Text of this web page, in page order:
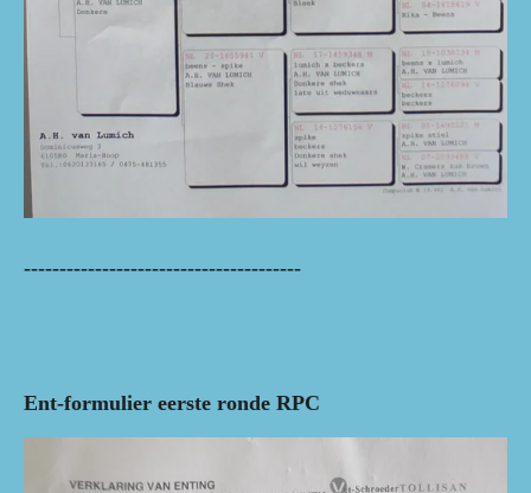
---------------------------------------
Ent-formulier eerste ronde RPC